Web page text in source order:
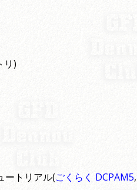
リ)
ートリアル(ごくらく DCPAM5,